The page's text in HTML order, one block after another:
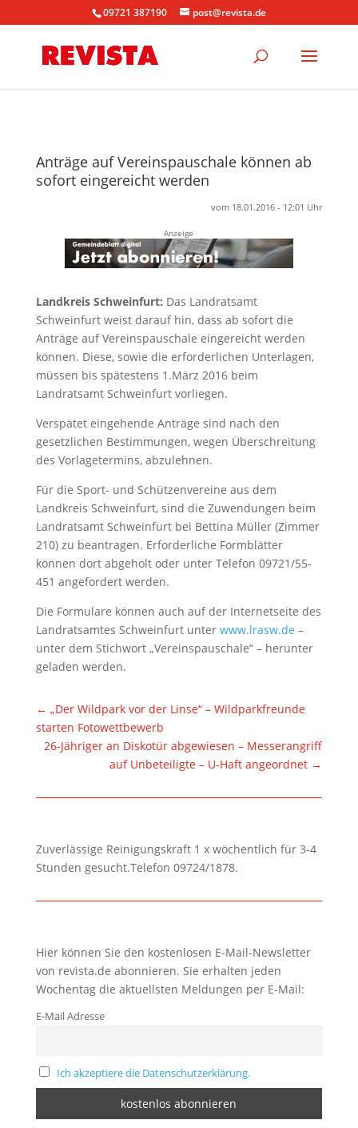
09721 387190 post@revista.de
Anträge auf Vereinspauschale können ab
sofort eingereicht werden
vom 18.01.2016 - 12:01 Uhr
Anzeige
Landkreis Schweinfurt: Das Landratsamt
Schweinfurt weist darauf hin, dass ab sofort die
Anträge auf Vereinspauschale eingereicht werden
können. Diese, sowie die erforderlichen Unterlagen,
müssen bis spätestens 1.März 2016 beim
Landratsamt Schweinfurt vorliegen.
Verspätet eingehende Anträge sind nach den
gesetzlichen Bestimmungen, wegen Überschreitung
des Vorlagetermins, abzulehnen.
Für die Sport- und Schützenvereine aus dem
Landkreis Schweinfurt, sind die Zuwendungen beim
Landratsamt Schweinfurt bei Bettina Müller (Zimmer
210) zu beantragen. Erforderliche Formblätter
können dort abgeholt oder unter Telefon 09721/55-
451 angefordert werden.
Die Formulare können auch auf der Internetseite des
Landratsamtes Schweinfurt unter www.lrasw.de –
unter dem Stichwort „Vereinspauschale“ – herunter
geladen werden.
← „Der Wildpark vor der Linse“ – Wildparkfreunde
starten Fotowettbewerb
26-Jähriger an Diskotür abgewiesen – Messerangriff
auf Unbeteiligte – U-Haft angeordnet →
Zuverlässige Reinigungskraft 1 x wöchentlich für 3-4
Stunden gesucht.Telefon 09724/1878.
Hier können Sie den kostenlosen E-Mail-Newsletter
von revista.de abonnieren. Sie erhalten jeden
Wochentag die aktuellsten Meldungen per E-Mail:
E-Mail Adresse
Ich akzeptiere die Datenschutzerklärung.